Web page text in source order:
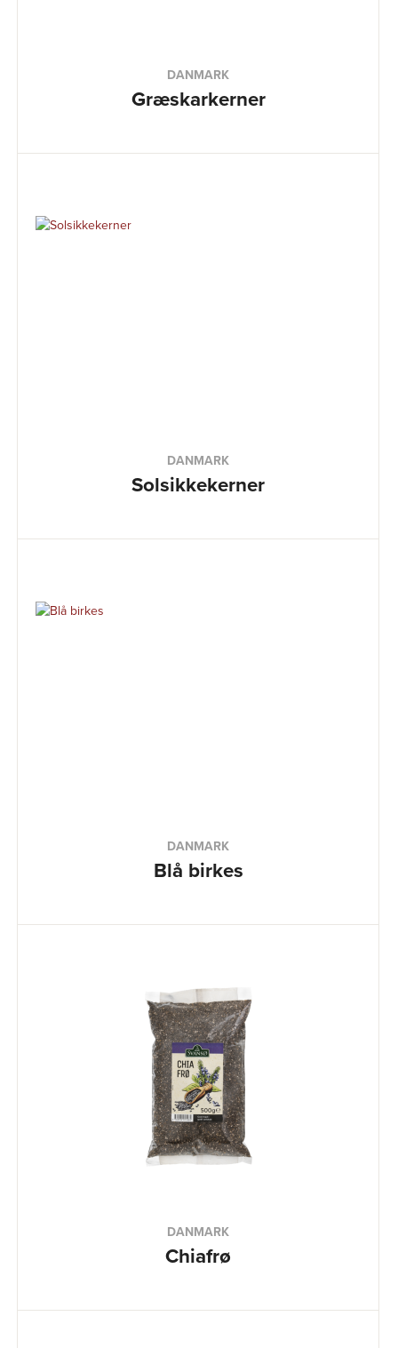
DANMARK
Græskarkerner
DANMARK
Solsikkekerner
DANMARK
Blå birkes
DANMARK
Chiafrø